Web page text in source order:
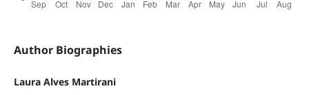
Author Biographies
Laura Alves Martirani